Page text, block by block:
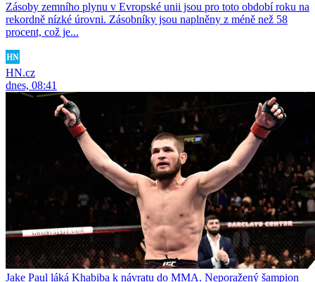
Zásoby zemního plynu v Evropské unii jsou pro toto období roku na
rekordně nízké úrovni. Zásobníky jsou naplněny z méně než 58
procent, což je...
HN.cz
dnes, 08:41
Jake Paul láká Khabiba k návratu do MMA. Neporažený šampion